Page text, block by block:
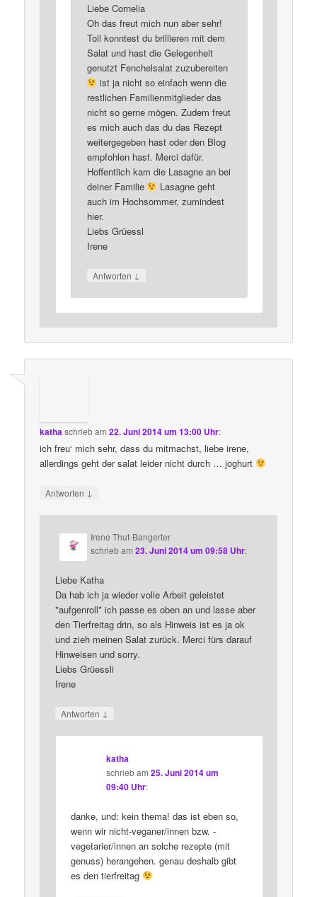
Liebe Cornelia
Oh das freut mich nun aber sehr!
Toll konntest du brillieren mit dem
Salat und hast die Gelegenheit
genutzt Fenchelsalat zuzubereiten
ist ja nicht so einfach wenn die
restlichen Familienmitglieder das
nicht so gerne mögen. Zudem freut
es mich auch das du das Rezept
weitergegeben hast oder den Blog
empfohlen hast. Merci dafür.
Hoffentlich kam die Lasagne an bei
deiner Familie
Lasagne geht
auch im Hochsommer, zumindest
hier.
Liebs Grüessl
Irene
Antworten ↓
kathaschriebam22. Juni 2014 um 13:00 Uhr:
ich freu‘ mich sehr, dass du mitmachst, liebe irene,
allerdings geht der salat leider nicht durch … joghurt
Antworten ↓
Irene Thut-Bangerter
schriebam23. Juni 2014 um 09:58 Uhr:
Liebe Katha
Da hab ich ja wieder volle Arbeit geleistet
*aufgenroll* ich passe es oben an und lasse aber
den Tierfreitag drin, so als Hinweis ist es ja ok
und zieh meinen Salat zurück. Merci fürs darauf
Hinweisen und sorry.
Liebs Grüessli
Irene
Antworten ↓
katha
schriebam25. Juni 2014 um
09:40 Uhr:
danke, und: kein thema! das ist eben so,
wenn wir nicht-veganer/innen bzw. -
vegetarier/innen an solche rezepte (mit
genuss) herangehen. genau deshalb gibt
es den tierfreitag